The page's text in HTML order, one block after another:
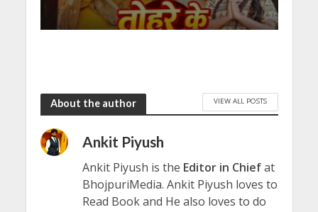
About the author VIEW ALL POSTS
Ankit Piyush
Ankit Piyush is the Editor in Chiefat
BhojpuriMedia. Ankit Piyush loves to
Read Book and He also loves to do